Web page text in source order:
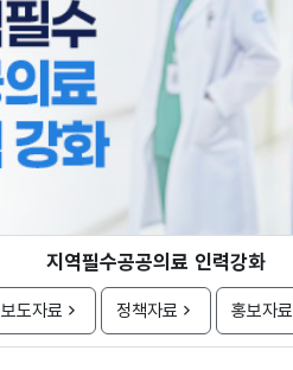
지역필수공공의료 인력강화
보도자료 정책자료 홍보자료